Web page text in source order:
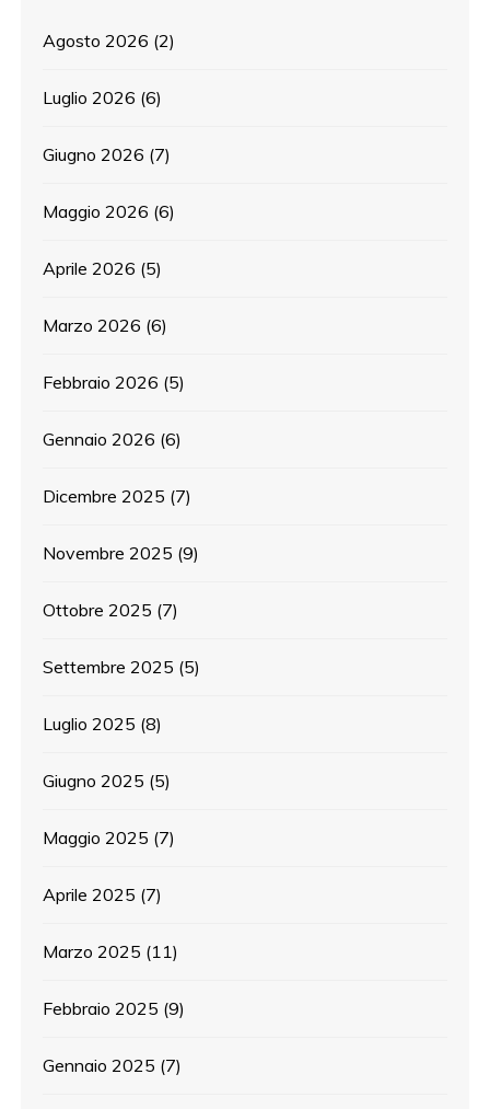
Agosto 2026 (2)
Luglio 2026 (6)
Giugno 2026 (7)
Maggio 2026 (6)
Aprile 2026 (5)
Marzo 2026 (6)
Febbraio 2026 (5)
Gennaio 2026 (6)
Dicembre 2025 (7)
Novembre 2025 (9)
Ottobre 2025 (7)
Settembre 2025 (5)
Luglio 2025 (8)
Giugno 2025 (5)
Maggio 2025 (7)
Aprile 2025 (7)
Marzo 2025 (11)
Febbraio 2025 (9)
Gennaio 2025 (7)